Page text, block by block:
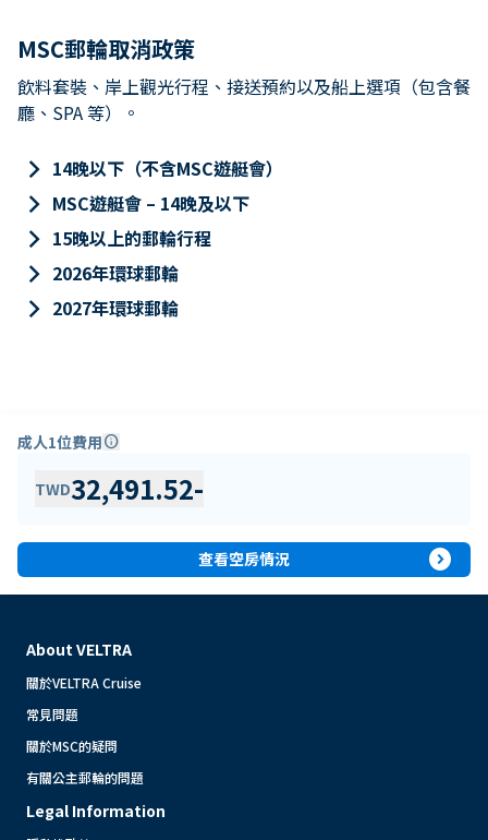
MSC郵輪取消政策
飲料套裝、岸上觀光行程、接送預約以及船上選項（包含餐
廳、SPA 等）。
keyboard_arrow_right 14晚以下（不含MSC遊艇會）
keyboard_arrow_right MSC遊艇會 – 14晚及以下
keyboard_arrow_right 15晚以上的郵輪行程
keyboard_arrow_right 2026年環球郵輪
keyboard_arrow_right 2027年環球郵輪
成人1位費用info
TWD32,491.52-
查看空房情況 expand_circle_right
About VELTRA
關於VELTRA Cruise
常見問題
關於MSC的疑問
有關公主郵輪的問題
Legal Information